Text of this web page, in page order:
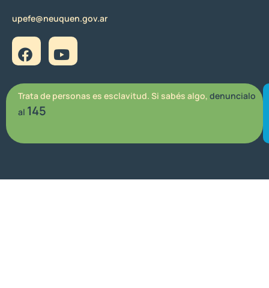
upefe@neuquen.gov.ar
Trata de personas es esclavitud. Si sabés algo, denuncialo
al 145